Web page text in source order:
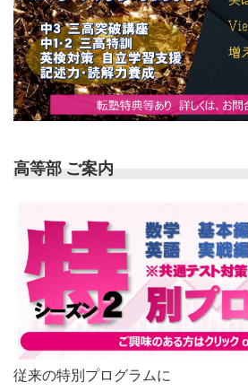
高等部 ご案内
従来の特別プログラムに